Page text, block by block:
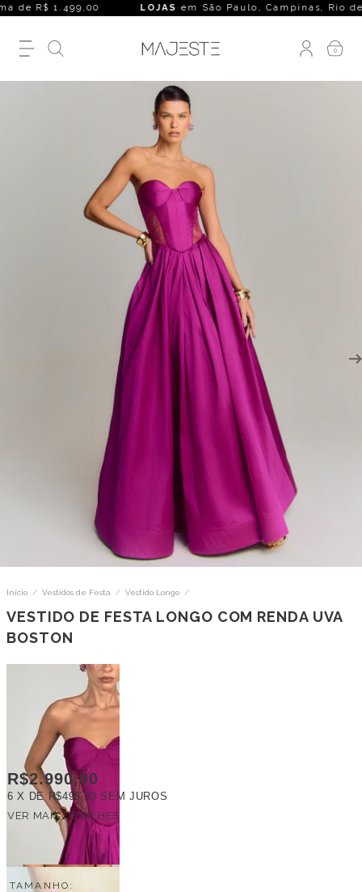
de R$ 1.499,00 LOJASem São Paulo, Campinas, Rio de
0
Início / Vestidos de Festa / Vestido Longo /
VESTIDO DE FESTA LONGO COM RENDA UVA
BOSTON
R$2.990,00
6 X DER$498,33 SEM JUROS
VER MAIS DETALHES
FRETE GRÁTIS
TAMANHO: